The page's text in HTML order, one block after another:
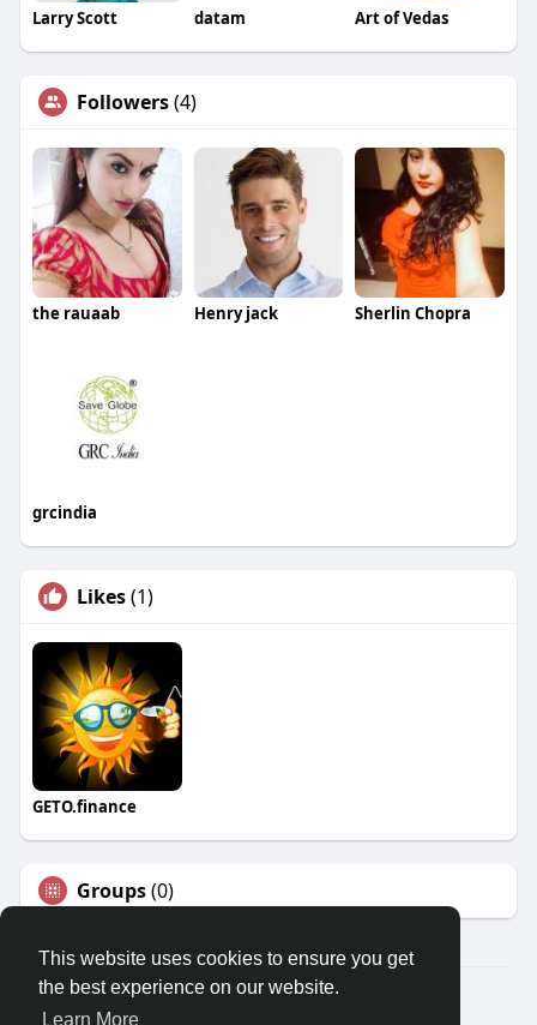
This website uses cookies to ensure you get
the best experience on our website.
Learn More
Larry Scott datam Art of Vedas
Followers(4)
the rauaab Henry jack Sherlin Chopra
grcindia
Likes(1)
GETO.finance
Groups(0)
Â© 2026 GETO Space